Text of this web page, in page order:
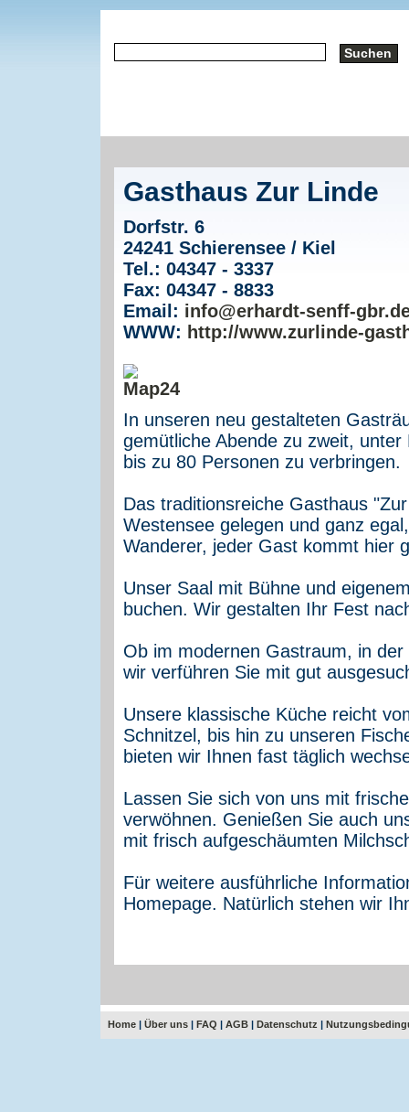
Gasthaus Zur Linde
Dorfstr. 6
24241 Schierensee / Kiel
Tel.: 04347 - 3337
Fax: 04347 - 8833
Email: info@erhardt-senff-
WWW: http://www.zurlinde-
In unseren neu gestalteten
gemütliche Abende zu zweit,
bis zu 80 Personen zu verbringen.
Das traditionsreiche Gasthaus
Westensee gelegen und ganz
Wanderer, jeder Gast kommt hier
Unser Saal mit Bühne und
buchen. Wir gestalten Ihr Fest
Ob im modernen Gastraum, in
wir verführen Sie mit gut
Unsere klassische Küche reicht
Schnitzel, bis hin zu unseren
bieten wir Ihnen fast täglich
Lassen Sie sich von uns mit
verwöhnen. Genießen Sie auch
mit frisch aufgeschäumten
Für weitere ausführliche
Homepage. Natürlich stehen wir
Home | Über uns | FAQ | AGB | Datenschutz |